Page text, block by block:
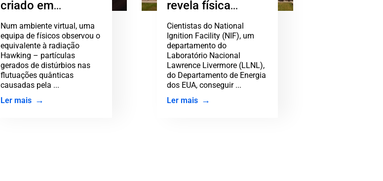
criado em
computador
começa a brilhar
Num ambiente virtual, uma
equipa de físicos observou o
equivalente à radiação
Hawking – partículas
gerados de distúrbios nas
flutuações quânticas
causadas pela ...
Ler mais
revela física
inesperada
Cientistas do National
Ignition Facility (NIF), um
departamento do
Laboratório Nacional
Lawrence Livermore (LLNL),
do Departamento de Energia
dos EUA, conseguir ...
Ler mais